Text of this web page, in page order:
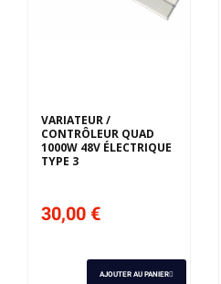
VARIATEUR /
CONTRÔLEUR QUAD
1000W 48V ÉLECTRIQUE
TYPE 3
30,00 €
AJOUTER AU PANIER